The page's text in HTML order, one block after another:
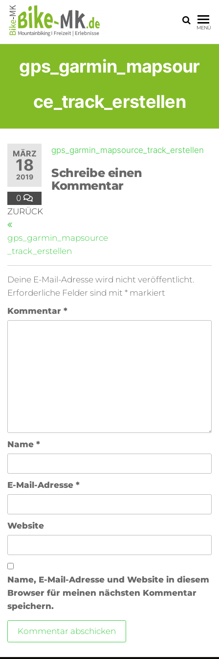
MK
MENÜ
gps_garmin_mapsour
ce_track_erstellen
MÄRZ
18
2019
0
gps_garmin_mapsource_track_erstellen
ZURÜCK
gps_garmin_mapsource
_track_erstellen
Schreibe einen
Kommentar
Deine E-Mail-Adresse wird nicht veröffentlicht.
Erforderliche Felder sind mit * markiert
Kommentar *
Name *
E-Mail-Adresse *
Website
Name, E-Mail-Adresse und Website in diesem
Browser für meinen nächsten Kommentar
speichern.